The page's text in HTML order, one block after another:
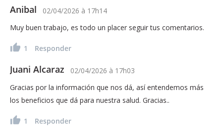
Anibal 02/04/2026 à 17h14
Muy buen trabajo, es todo un placer seguir tus comentarios.
1 Responder
Juani Alcaraz 02/04/2026 à 17h03
Gracias por la información que nos dá, así entendemos más
los beneficios que dá para nuestra salud. Gracias..
1 Responder